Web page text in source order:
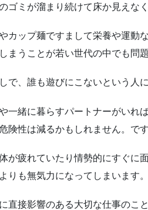
ゴミが溜まり続けて床か見えな
カップ麺ですまして栄養や運動
まうことが若い世代の中でも問
で、誰も遊びにこないという人
一緒に暮らすパートナーがいれ
険性は減るかもしれません。で
が疲れていたり情勢的にすぐに
りも無気力になってしまいます。
直接影響のある大切な仕事のこ